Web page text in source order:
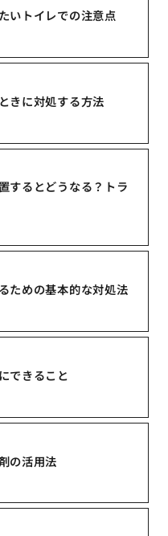
いトイレでの注意点
きに対処する方法
するとどうなる？トラ
ための基本的な対処法
できること
の活用法